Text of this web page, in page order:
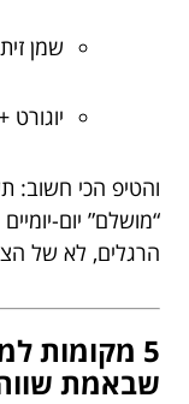
שמן
והטיפ הכי חשוב:
“מושלם” יום-
הרגלים, לא של
5 מקומות
שבאמת